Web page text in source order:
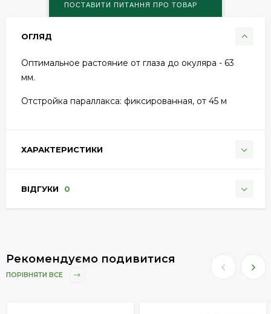
ОГЛЯД
Оптимальное растояние от глаза до окуляра - 63
мм.
Отстройка параллакса: фиксированная, от 45 м
ХАРАКТЕРИСТИКИ
ВІДГУКИ 0
Рекомендуємо подивитися
ПОРІВНЯТИ ВСЕ